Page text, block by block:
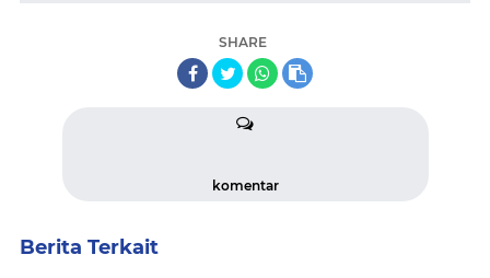
SHARE
komentar
Berita Terkait